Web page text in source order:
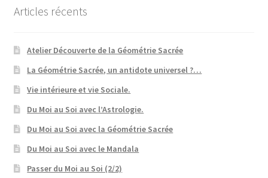
Articles récents
Atelier Découverte de la Géométrie Sacrée
La Géométrie Sacrée, un antidote universel ?…
Vie intérieure et vie Sociale.
Du Moi au Soi avec l’Astrologie.
Du Moi au Soi avec la Géométrie Sacrée
Du Moi au Soi avec le Mandala
Passer du Moi au Soi (2/2)